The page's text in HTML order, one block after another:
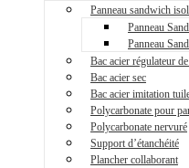
Panneau sandwich
Panneau
Panneau
Bac acier régulateur
Bac acier sec
Bac acier imitation
Polycarbonate pour
Polycarbonate nervuré
Support d’étanchéité
Plancher collaborant